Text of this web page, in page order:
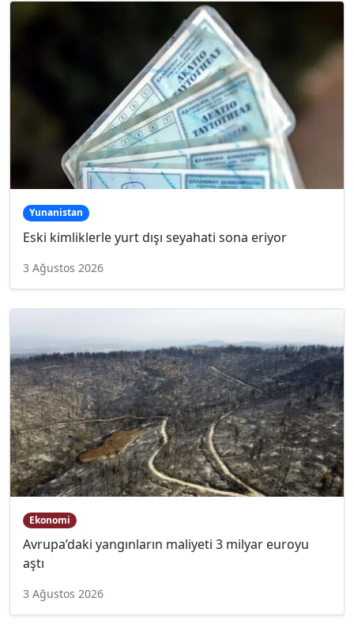
Yunanistan
Eski kimliklerle yurt dışı seyahati sona eriyor
3 Ağustos 2026
Ekonomi
Avrupa’daki yangınların maliyeti 3 milyar euroyu
aştı
3 Ağustos 2026